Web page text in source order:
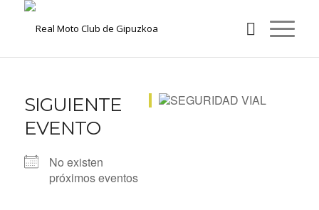
SIGUIENTE
EVENTO
No existen
próximos eventos